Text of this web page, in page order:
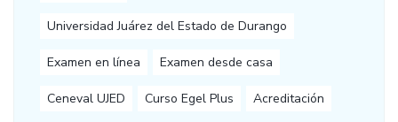
Universidad Juárez del Estado de Durango
Examen en línea Examen desde casa
Ceneval UJED Curso Egel Plus Acreditación